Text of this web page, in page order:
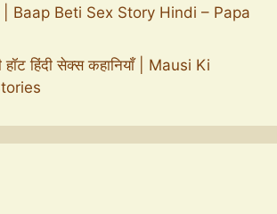
| Baap Beti Sex Story Hindi – Papa
हॉट हिंदी सेक्स कहानियाँ | Mausi Ki